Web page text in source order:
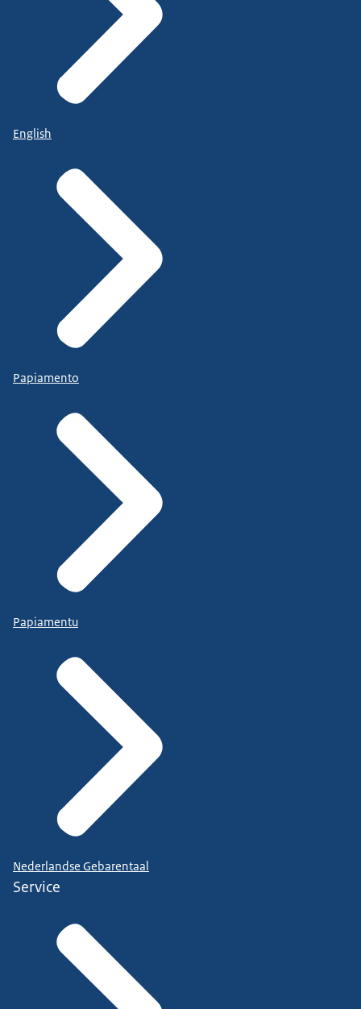
English
Papiamento
Papiamentu
Nederlandse Gebarentaal
Service